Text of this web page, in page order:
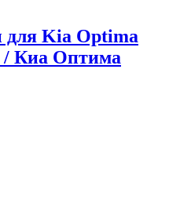
для Kia Optima
/ Киа Оптима